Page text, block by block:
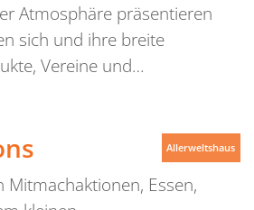
Atmosphäre präsentieren
sich und ihre breite
Vereine und…
Mitmachaktionen, Essen,
Allerweltshaus